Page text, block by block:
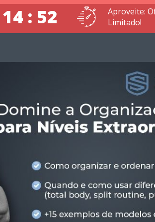
: 52
Aproveite:
Limitado!